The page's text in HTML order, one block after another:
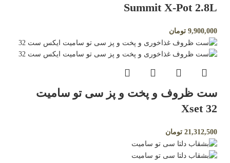
Summit X‑Pot 2.8L
9,900,000 تومان
⁣ست ظروف و پخت و پز سی تو سامیت
Xset 32
21,312,500 تومان